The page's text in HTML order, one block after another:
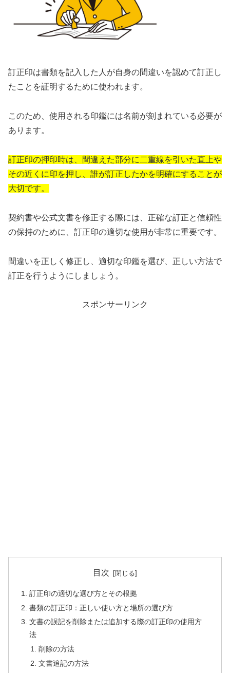
訂正印は書類を記入した人が自身の間違いを認めて訂正し
たことを証明するために使われます。
このため、使用される印鑑には名前が刻まれている必要が
あります。
訂正印の押印時は、間違えた部分に二重線を引いた直上や
その近くに印を押し、誰が訂正したかを明確にすることが
大切です。
契約書や公式文書を修正する際には、正確な訂正と信頼性
の保持のために、訂正印の適切な使用が非常に重要です。
間違いを正しく修正し、適切な印鑑を選び、正しい方法で
訂正を行うようにしましょう。
スポンサーリンク
目次
訂正印の適切な選び方とその根拠
書類の訂正印：正しい使い方と場所の選び方
文書の誤記を削除または追加する際の訂正印の使用方
法
削除の方法
文書追記の方法